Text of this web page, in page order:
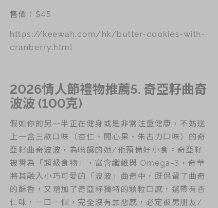
售價：$45
https://keewah.com/hk/butter-cookies-with-
cranberry.html
2026情人節禮物推薦5. 奇亞籽曲奇
波波 (100克)
假如你的另一半正在健身或是非常注重健康，不妨送
上一盒三款口味（杏仁、開心果、朱古力口味）的奇
亞籽曲奇波波，為嘴饞的她/他預備好小食。奇亞籽
被譽為「超級食物」，富含纖維與 Omega-3，奇華
將其融入小巧可愛的「波波」曲奇中，既保留了曲奇
的酥香，又增加了奇亞籽獨特的顆粒口感，還帶有杏
仁味，一口一個，完全沒有罪惡感，必定被男朋友/